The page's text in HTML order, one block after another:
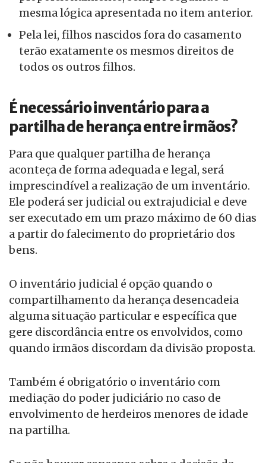
mesma lógica apresentada no item anterior.
Pela lei, filhos nascidos fora do casamento
terão exatamente os mesmos direitos de
todos os outros filhos.
É necessário inventário para a
partilha de herança entre irmãos?
Para que qualquer partilha de herança
aconteça de forma adequada e legal, será
imprescindível a realização de um inventário.
Ele poderá ser judicial ou extrajudicial e deve
ser executado em um prazo máximo de 60 dias
a partir do falecimento do proprietário dos
bens.
O inventário judicial é opção quando o
compartilhamento da herança desencadeia
alguma situação particular e específica que
gere discordância entre os envolvidos, como
quando irmãos discordam da divisão proposta.
Também é obrigatório o inventário com
mediação do poder judiciário no caso de
envolvimento de herdeiros menores de idade
na partilha.